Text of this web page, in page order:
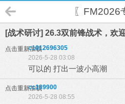
〖FM2026
[战术研讨] 26.3双前锋战术，欢
点击重新加载c1012696305
2026-5-28 03:08
可以的 打出一波小高潮
点击重新加载cc189900
2026-5-28 08:55